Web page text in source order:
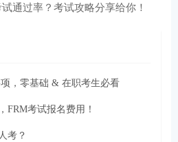
通过率？考试攻略分享给你！
，零基础 & 在职考生必看
FRM考试报名费用！
考？